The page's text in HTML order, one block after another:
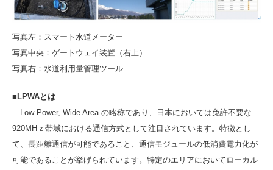
写真左：スマート水道メーター
写真中央：ゲートウェイ装置（右上）
写真右：水道利用量管理ツール
■LPWAとは
Low Power, Wide Area の略称であり、日本においては免許不要な
920MHｚ帯域における通信方式として注目されています。特徴とし
て、長距離通信が可能であること、通信モジュールの低消費電力化が
可能であることが挙げられています。特定のエリアにおいてローカル